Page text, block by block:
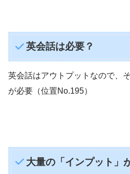
英会話は必要？
英会話はアウトプットなので、
が必要（位置No.195）
大量の「インプット」